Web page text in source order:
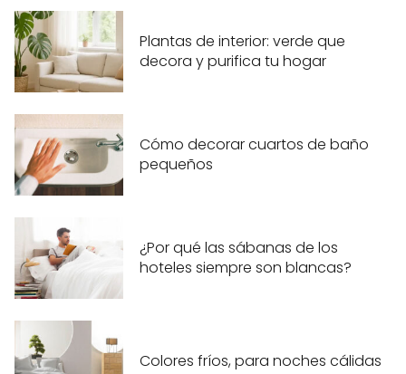
Plantas de interior: verde que
decora y purifica tu hogar
Cómo decorar cuartos de baño
pequeños
¿Por qué las sábanas de los
hoteles siempre son blancas?
Colores fríos, para noches cálidas